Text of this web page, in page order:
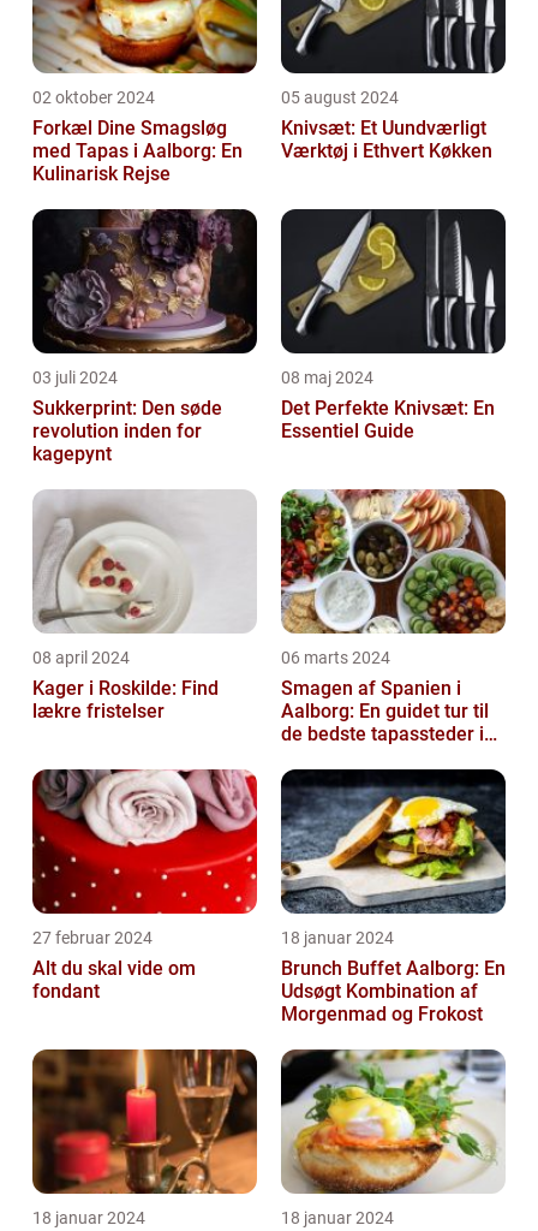
02 oktober 2024
Forkæl Dine Smagsløg
med Tapas i Aalborg: En
Kulinarisk Rejse
05 august 2024
Knivsæt: Et Uundværligt
Værktøj i Ethvert Køkken
03 juli 2024
Sukkerprint: Den søde
revolution inden for
kagepynt
08 maj 2024
Det Perfekte Knivsæt: En
Essentiel Guide
08 april 2024
Kager i Roskilde: Find
lækre fristelser
06 marts 2024
Smagen af Spanien i
Aalborg: En guidet tur til
de bedste tapassteder i
27 februar 2024
Alt du skal vide om
fondant
18 januar 2024
Brunch Buffet Aalborg: En
Udsøgt Kombination af
Morgenmad og Frokost
18 januar 2024 18 januar 2024